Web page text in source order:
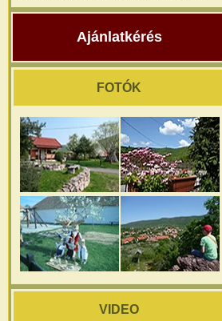
Ajánlatkérés
FOTÓK
VIDEO